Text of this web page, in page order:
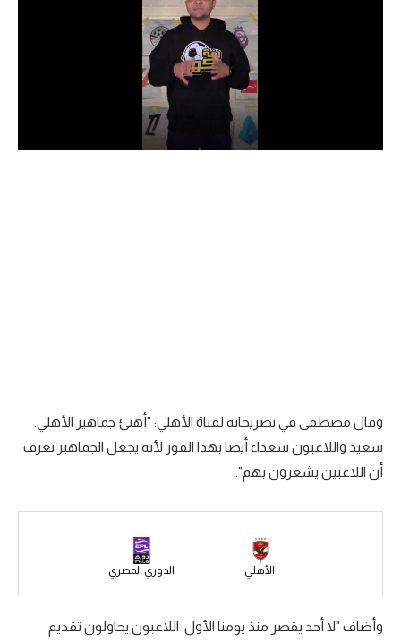
الدوري السعودي للمحترفين
دوري أبطال إفريقيا
سعودي في الجول
الدوري الإنجليزي
رياضات أخرى
وقال مصطفى في تصريحاته لقناة الأهلي: "أهنئ جماهير الأهلي.
سعيد واللاعبون سعداء أيضا بهذا الفوز لأنه يجعل الجماهير تعرف
أن اللاعبين يشعرون بهم".
الأهلي الدوري المصري
وأضاف "لا أحد يقصر منذ يومنا الأول. اللاعبون يحاولون تقديم